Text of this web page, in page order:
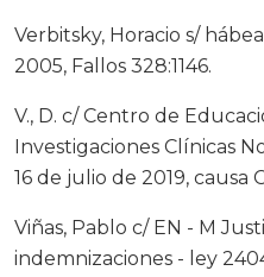
Verbitsky, Horacio s/
2005, Fallos 328:1146.
V., D. c/ Centro de
Investigaciones Clínicas
16 de julio de 2019, causa
Viñas, Pablo c/ EN - M
indemnizaciones - ley